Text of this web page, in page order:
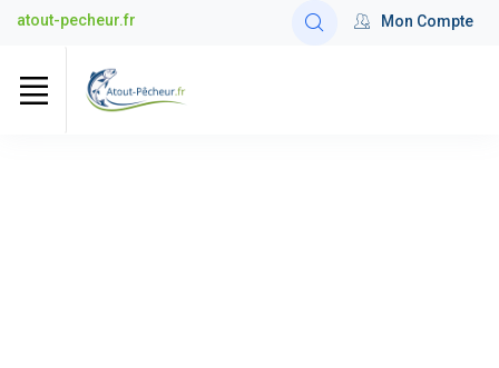
atout-pecheur.fr Mon Compte